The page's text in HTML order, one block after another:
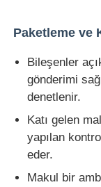
Paketleme ve
Bileşenler
gönderimi
denetlenir.
Katı gelen
yapılan
eder.
Makul bir